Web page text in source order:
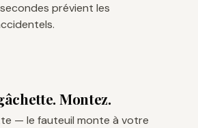
prévient les
Montez.
— le fauteuil monte à votre